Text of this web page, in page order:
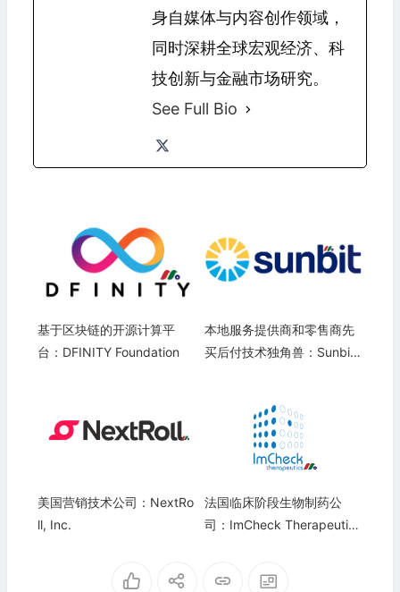
身自媒体与内容创作领域，
同时深耕全球宏观经济、科
技创新与金融市场研究。
See Full Bio
基于区块链的开源计算平
台：DFINITY Foundation
本地服务提供商和零售商先
买后付技术独角兽：Sunbit,
美国营销技术公司：NextRo
ll, Inc.
法国临床阶段生物制药公
司：ImCheck Therapeutics